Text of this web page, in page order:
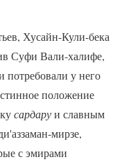
Хусайн-Кули-бека
Суфи Вали-халифе,
потребовали у него
положение
сардаруи славным
мирзе,
с эмирами